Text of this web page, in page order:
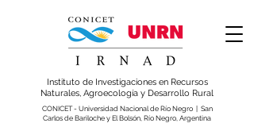
Instituto de Investigaciones en Recursos
Naturales, Agroecología y Desarrollo Rural
CONICET - Universidad Nacional de Río Negro | San
Carlos de Bariloche y El Bolsón, Río Negro, Argentina